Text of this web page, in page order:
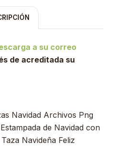
a su correo
de acreditada su
Navidad Archivos Png
de Navidad con
Navideña Feliz